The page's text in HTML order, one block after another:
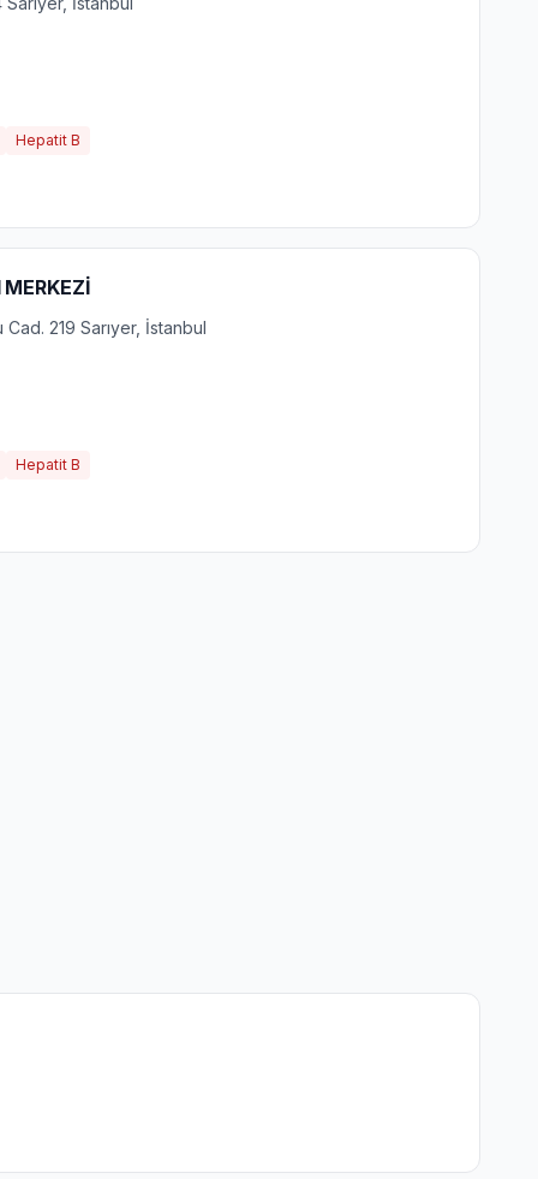
Hepatit B
MERKEZİ
219 Sarıyer, İstanbul
Hepatit B